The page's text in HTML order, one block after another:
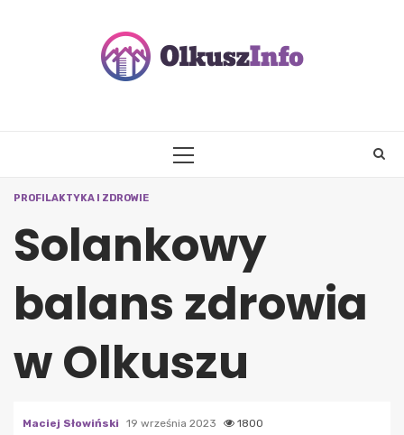
PRIMARY
PROFILAKTYKA I ZDROWIE
Solankowy
balans zdrowia
w Olkuszu
Maciej Słowiński 19 września 2023 1800